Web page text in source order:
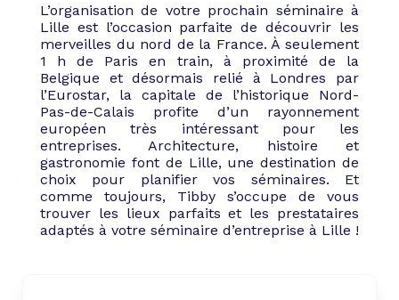
L’organisation de votre prochain séminaire à
Lille est l’occasion parfaite de découvrir les
merveilles du nord de la France. À seulement
1 h de Paris en train, à proximité de la
Belgique et désormais relié à Londres par
l’Eurostar, la capitale de l’historique Nord-
Pas-de-Calais profite d’un rayonnement
européen très intéressant pour les
entreprises. Architecture, histoire et
gastronomie font de Lille, une destination de
choix pour planifier vos séminaires. Et
comme toujours, Tibby s’occupe de vous
trouver les lieux parfaits et les prestataires
adaptés à votre séminaire d’entreprise à Lille !